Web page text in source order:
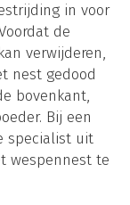
in voor
de
verwijderen,
nest gedood
bovenkant,
Bij een
specialist uit
wespennest te